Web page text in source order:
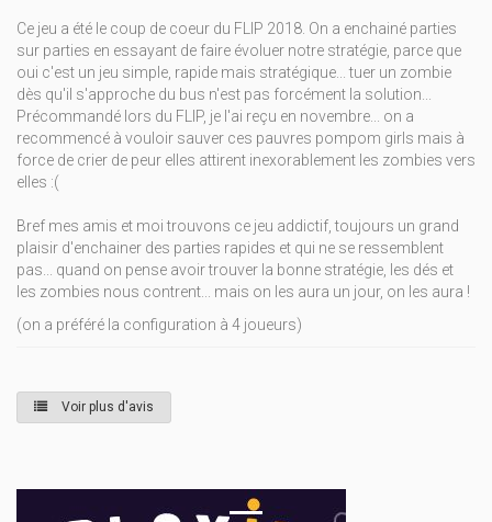
Ce jeu a été le coup de coeur du FLIP 2018. On a enchainé parties
sur parties en essayant de faire évoluer notre stratégie, parce que
oui c'est un jeu simple, rapide mais stratégique... tuer un zombie
dès qu'il s'approche du bus n'est pas forcément la solution...
Précommandé lors du FLIP, je l'ai reçu en novembre... on a
recommencé à vouloir sauver ces pauvres pompom girls mais à
force de crier de peur elles attirent inexorablement les zombies vers
elles :(
Bref mes amis et moi trouvons ce jeu addictif, toujours un grand
plaisir d'enchainer des parties rapides et qui ne se ressemblent
pas... quand on pense avoir trouver la bonne stratégie, les dés et
les zombies nous contrent... mais on les aura un jour, on les aura !
(on a préféré la configuration à 4 joueurs)
Voir plus d'avis